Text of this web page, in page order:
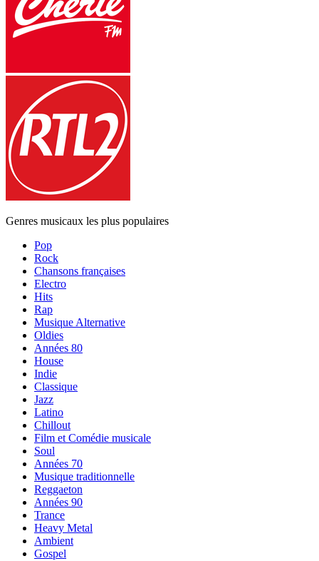
Genres musicaux les plus populaires
Pop
Rock
Chansons françaises
Electro
Hits
Rap
Musique Alternative
Oldies
Années 80
House
Indie
Classique
Jazz
Latino
Chillout
Film et Comédie musicale
Soul
Années 70
Musique traditionnelle
Reggaeton
Années 90
Trance
Heavy Metal
Ambient
Gospel